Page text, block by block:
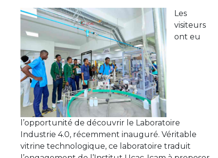
Les
visiteurs
ont eu
l’opportunité de découvrir le Laboratoire
Industrie 4.0, récemment inauguré. Véritable
vitrine technologique, ce laboratoire traduit